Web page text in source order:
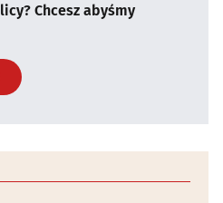
Chcesz abyśmy